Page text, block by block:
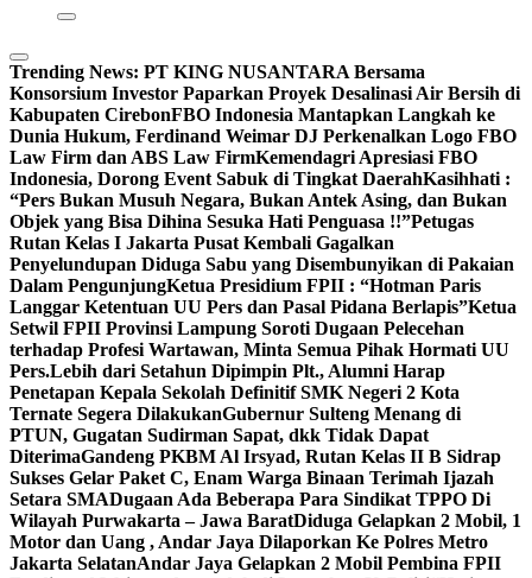
Trending News: PT KING NUSANTARA Bersama
Konsorsium Investor Paparkan Proyek Desalinasi Air Bersih di
Kabupaten CirebonFBO Indonesia Mantapkan Langkah ke
Dunia Hukum, Ferdinand Weimar DJ Perkenalkan Logo FBO
Law Firm dan ABS Law FirmKemendagri Apresiasi FBO
Indonesia, Dorong Event Sabuk di Tingkat DaerahKasihhati :
“Pers Bukan Musuh Negara, Bukan Antek Asing, dan Bukan
Objek yang Bisa Dihina Sesuka Hati Penguasa !!”Petugas
Rutan Kelas I Jakarta Pusat Kembali Gagalkan
Penyelundupan Diduga Sabu yang Disembunyikan di Pakaian
Dalam PengunjungKetua Presidium FPII : “Hotman Paris
Langgar Ketentuan UU Pers dan Pasal Pidana Berlapis”Ketua
Setwil FPII Provinsi Lampung Soroti Dugaan Pelecehan
terhadap Profesi Wartawan, Minta Semua Pihak Hormati UU
Pers.Lebih dari Setahun Dipimpin Plt., Alumni Harap
Penetapan Kepala Sekolah Definitif SMK Negeri 2 Kota
Ternate Segera DilakukanGubernur Sulteng Menang di
PTUN, Gugatan Sudirman Sapat, dkk Tidak Dapat
DiterimaGandeng PKBM Al Irsyad, Rutan Kelas II B Sidrap
Sukses Gelar Paket C, Enam Warga Binaan Terimah Ijazah
Setara SMADugaan Ada Beberapa Para Sindikat TPPO Di
Wilayah Purwakarta – Jawa BaratDiduga Gelapkan 2 Mobil, 1
Motor dan Uang , Andar Jaya Dilaporkan Ke Polres Metro
Jakarta SelatanAndar Jaya Gelapkan 2 Mobil Pembina FPII